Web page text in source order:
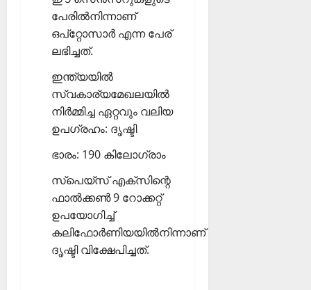
പേരില്‍നിന്നാണ്
ഒപ്‌റ്റോസാര്‍ എന്ന പേര്
ലഭിച്ചത്.
ഇന്ത്യയില്‍
സ്വകാര്യമേഖലയില്‍
നിര്‍മ്മിച്ച ഏറ്റവും വലിയ
ഉപഗ്രഹം: ദൃഷ്ടി
ഭാരം: 190 കിലോഗ്രാം
സ്‌പെയ്‌സ് എക്‌സിന്റെ
ഫാല്‍ക്കണ്‍ 9 റോക്കറ്റ്
ഉപയോഗിച്ച്
കലിഫോര്‍ണിയയില്‍നിന്നാണ്
ദൃഷ്ടി വിക്ഷേപിച്ചത്.